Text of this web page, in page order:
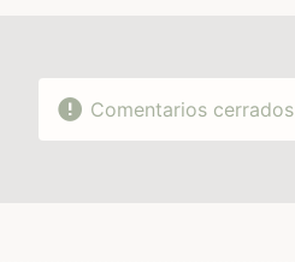
Comentarios cerrados